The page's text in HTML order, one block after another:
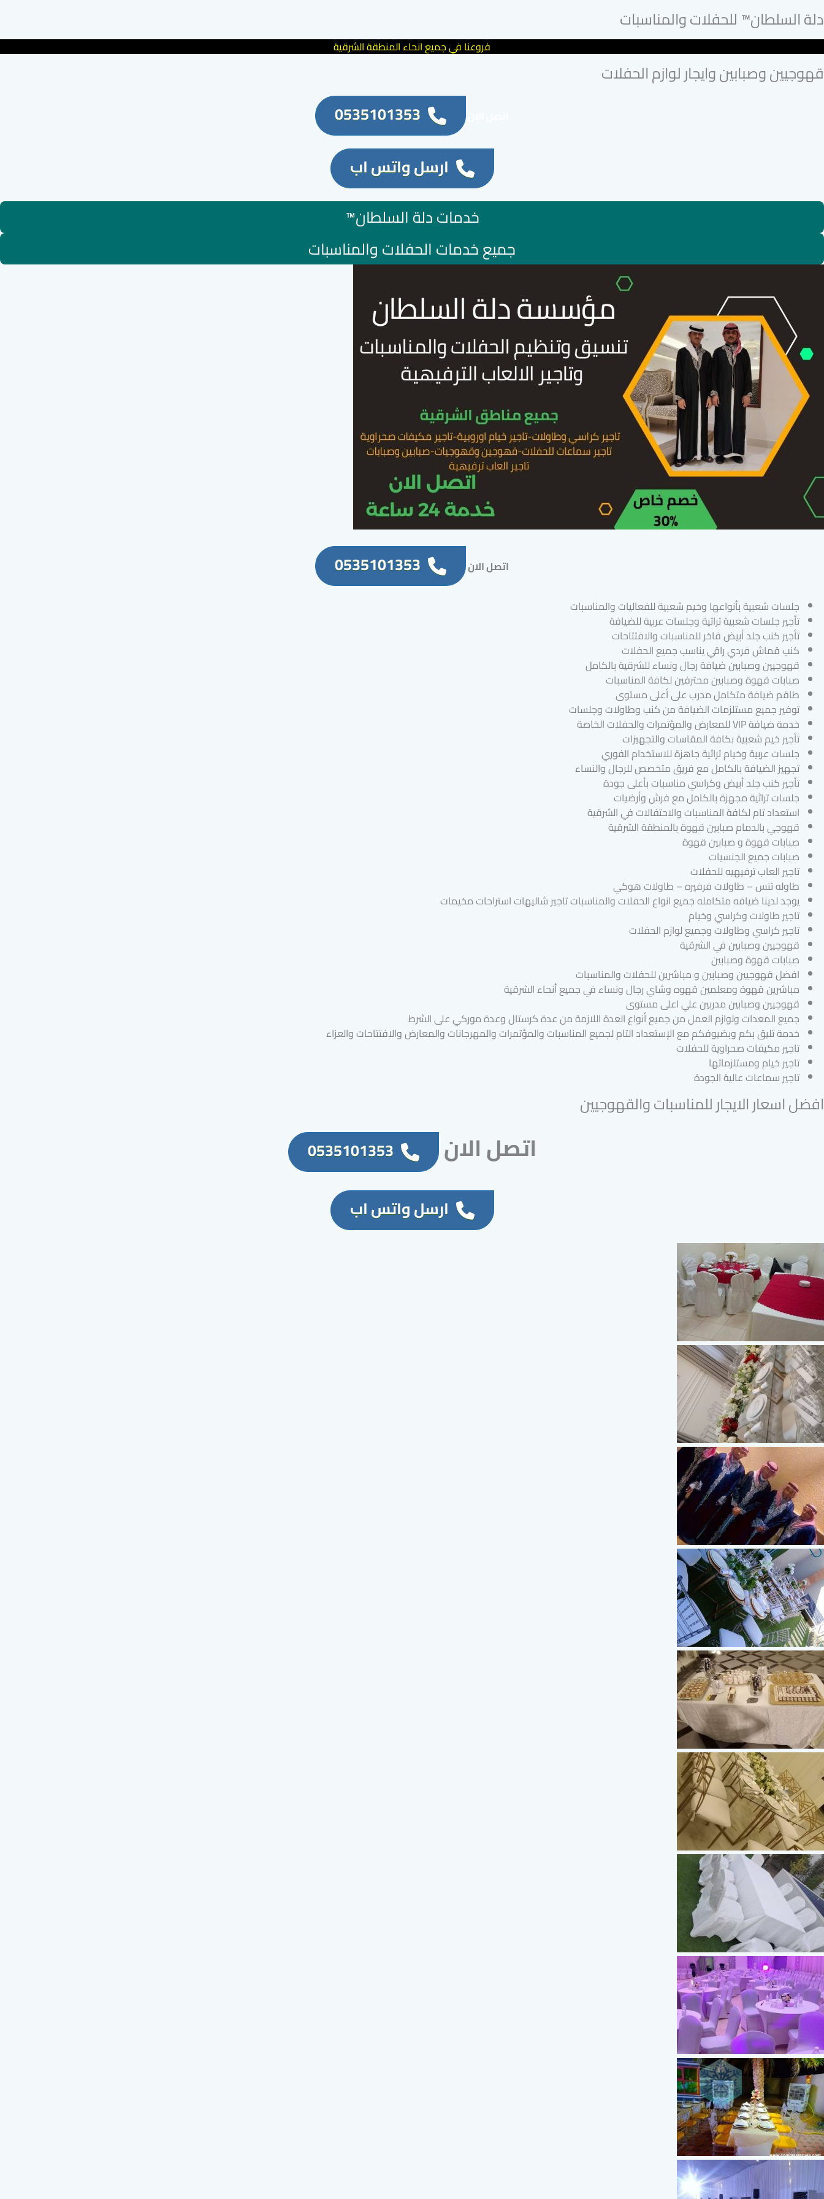
دلة السلطان™ للحفلات والمناسبات
فروعنا في جميع انحاء المنطقة الشرقية
قهوجيين وصبابين وايجار لوازم الحفلات
0535101353
ارسل واتس اب
خدمات دلة السلطان™
جميع خدمات الحفلات والمناسبات
اتصل الان 0535101353
جلسات شعبية بأنواعها وخيم شعبية للفعاليات والمناسبات
تأجير جلسات شعبية تراثية وجلسات عربية للضيافة
تأجير كنب جلد أبيض فاخر للمناسبات والافتتاحات
كنب قماش فردي راقي يناسب جميع الحفلات
قهوجيين وصبابين ضيافة رجال ونساء للشرقية بالكامل
صبابات قهوة وصبابين محترفين لكافة المناسبات
طاقم ضيافة متكامل مدرب على أعلى مستوى
توفير جميع مستلزمات الضيافة من كنب وطاولات وجلسات
خدمة ضيافة VIP للمعارض والمؤتمرات والحفلات الخاصة
تأجير خيم شعبية بكافة المقاسات والتجهيزات
جلسات عربية وخيام تراثية جاهزة للاستخدام الفوري
تجهيز الضيافة بالكامل مع فريق متخصص للرجال والنساء
تأجير كنب جلد أبيض وكراسي مناسبات بأعلى جودة
جلسات تراثية مجهزة بالكامل مع فرش وأرضيات
استعداد تام لكافة المناسبات والاحتفالات في الشرقية
قهوجي بالدمام صبابين قهوة بالمنطقة الشرقية
صبابات قهوة و صبابين قهوة
صبابات جميع الجنسيات
تاجير العاب ترفيهيه للحفلات
طاوله تنس – طاولات فرفيره – طاولات هوكي
يوجد لدينا ضيافه متكامله جميع انواع الحفلات والمناسبات تاجير شاليهات استراحات مخيمات
تاجير طاولات وكراسي وخيام
تاجير كراسي وطاولات وجميع لوازم الحفلات
قهوجيين وصبابين في الشرقية
صبابات قهوة وصبابين
افضل قهوجيين وصبابين و مباشرين للحفلات والمناسبات
مباشرين قهوة ومعلمين قهوه وشاي رجال ونساء في جميع أنحاء الشرقية
قهوجيين وصبابين مدربين علي اعلى مستوى
جميع المعدات ولوازم العمل من جميع أنواع العدة اللازمة من عدة كرستال وعدة موركي على الشرط
خدمة تليق بكم وبضيوفكم مع الإستعداد التام لجميع المناسبات والمؤتمرات والمهرجانات والمعارض والافتتاحات والعزاء
تاجير مكيفات صحراوية للحفلات
تاجير خيام ومستلزماتها
تاجير سماعات عالية الجودة
افضل اسعار الايجار للمناسبات والقهوجيين
اتصل الان 0535101353
ارسل واتس اب